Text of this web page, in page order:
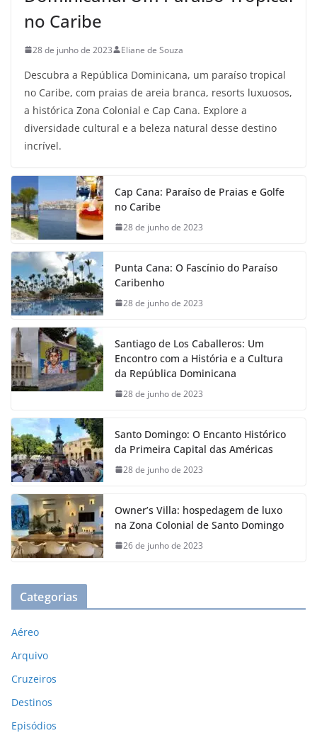
no Caribe
28 de junho de 2023 Eliane de Souza
Descubra a República Dominicana, um paraíso tropical
no Caribe, com praias de areia branca, resorts luxuosos,
a histórica Zona Colonial e Cap Cana. Explore a
diversidade cultural e a beleza natural desse destino
incrível.
Cap Cana: Paraíso de Praias e Golfe
no Caribe
28 de junho de 2023
Punta Cana: O Fascínio do Paraíso
Caribenho
28 de junho de 2023
Santiago de Los Caballeros: Um
Encontro com a História e a Cultura
da República Dominicana
28 de junho de 2023
Santo Domingo: O Encanto Histórico
da Primeira Capital das Américas
28 de junho de 2023
Owner’s Villa: hospedagem de luxo
na Zona Colonial de Santo Domingo
26 de junho de 2023
Categorias
Aéreo
Arquivo
Cruzeiros
Destinos
Episódios